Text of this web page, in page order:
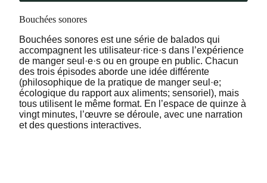
Bouchées sonores
Bouchées sonores est une série de balados qui
accompagnent les utilisateur·rice·s dans l’expérience
de manger seul·e·s ou en groupe en public. Chacun
des trois épisodes aborde une idée différente
(philosophique de la pratique de manger seul·e;
écologique du rapport aux aliments; sensoriel), mais
tous utilisent le même format. En l’espace de quinze à
vingt minutes, l’œuvre se déroule, avec une narration
et des questions interactives.